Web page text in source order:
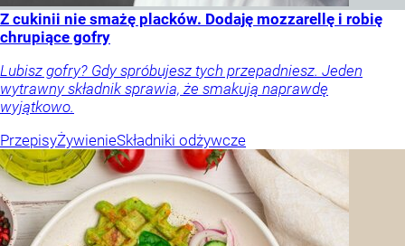
Z cukinii nie smażę placków. Dodaję mozzarellę i robię
chrupiące gofry
Lubisz gofry? Gdy spróbujesz tych przepadniesz. Jeden
wytrawny składnik sprawia, że smakują naprawdę
wyjątkowo.
PrzepisyŻywienieSkładniki odżywcze